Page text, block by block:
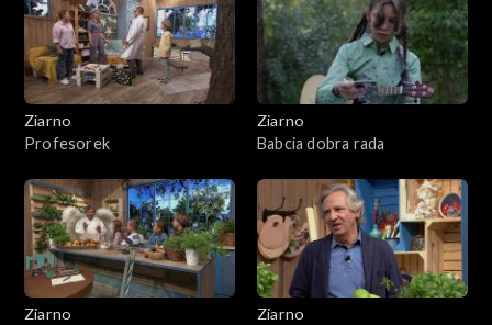
Ziarno
Profesorek
Ziarno
Babcia dobra rada
Ziarno
Ziarno